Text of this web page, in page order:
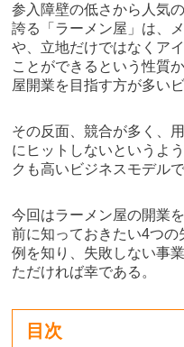
参入障壁の低さから人気
誇る「ラーメン屋」は、
や、立地だけではなくア
ことができるという性質
屋開業を目指す方が多い
その反面、競合が多く、
にヒットしないというよ
クも高いビジネスモデルで
今回はラーメン屋の開業
前に知っておきたい4つ
例を知り、失敗しない事
ただければ幸である。
目次